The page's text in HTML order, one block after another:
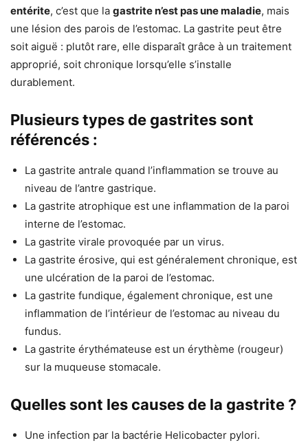
entérite, c’est que la gastrite n’est pas une maladie, mais
une lésion des parois de l’estomac. La gastrite peut être
soit aiguë : plutôt rare, elle disparaît grâce à un traitement
approprié, soit chronique lorsqu’elle s’installe
durablement.
Plusieurs types de gastrites sont
référencés :
La gastrite antrale quand l’inflammation se trouve au
niveau de l’antre gastrique.
La gastrite atrophique est une inflammation de la paroi
interne de l’estomac.
La gastrite virale provoquée par un virus.
La gastrite érosive, qui est généralement chronique, est
une ulcération de la paroi de l’estomac.
La gastrite fundique, également chronique, est une
inflammation de l’intérieur de l’estomac au niveau du
fundus.
La gastrite érythémateuse est un érythème (rougeur)
sur la muqueuse stomacale.
Quelles sont les causes de la gastrite ?
Une infection par la bactérie Helicobacter pylori.